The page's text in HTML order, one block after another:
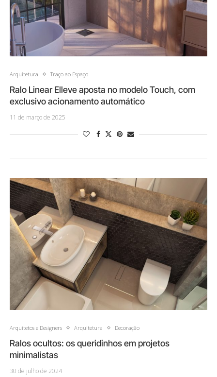
Arquitetura Traço ao Espaço
Ralo Linear Elleve aposta no modelo Touch, com
exclusivo acionamento automático
11 de março de 2025
Arquitetos e Designers Arquitetura Decoração
Ralos ocultos: os queridinhos em projetos
minimalistas
30 de julho de 2024